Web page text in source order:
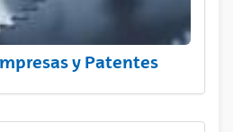
y Patentes